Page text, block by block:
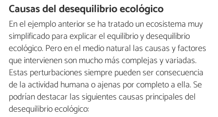
Causas del desequilibrio ecológico
En el ejemplo anterior se ha tratado un ecosistema muy
simplificado para explicar el equilibrio y desequilibrio
ecológico. Pero en el medio natural las causas y factores
que intervienen son mucho más complejas y variadas.
Estas perturbaciones siempre pueden ser consecuencia
de la actividad humana o ajenas por completo a ella. Se
podrían destacar las siguientes causas principales del
desequilibrio ecológico: